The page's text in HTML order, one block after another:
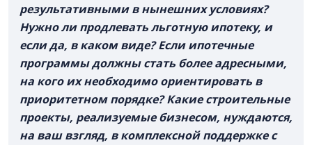
результативными в нынешних условиях?
Нужно ли продлевать льготную ипотеку, и
если да, в каком виде? Если ипотечные
программы должны стать более адресными,
на кого их необходимо ориентировать в
приоритетном порядке? Какие строительные
проекты, реализуемые бизнесом, нуждаются,
на ваш взгляд, в комплексной поддержке с